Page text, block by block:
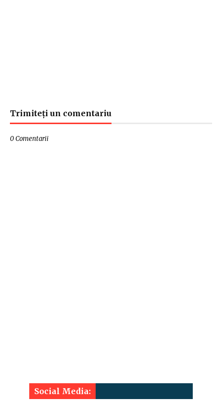
Trimiteți un comentariu
0 Comentarii
Social Media: